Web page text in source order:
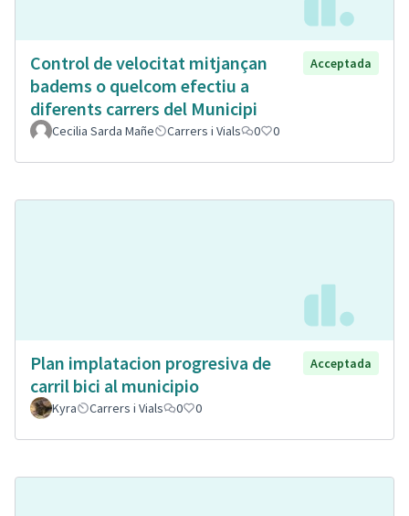
Control de velocitat mitjançan
badems o quelcom efectiu a
diferents carrers del Municipi
Acceptada
Cecilia Sarda Mañe Carrers i Vials 0 0
Plan implatacion progresiva de
carril bici al municipio
Acceptada
Kyra Carrers i Vials 0 0